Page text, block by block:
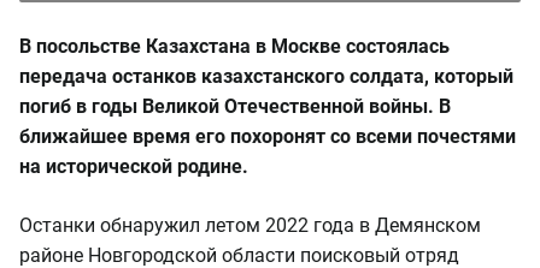
В посольстве Казахстана в Москве состоялась
передача останков казахстанского солдата, который
погиб в годы Великой Отечественной войны. В
ближайшее время его похоронят со всеми почестями
на исторической родине.
Останки обнаружил летом 2022 года в Демянском
районе Новгородской области поисковый отряд